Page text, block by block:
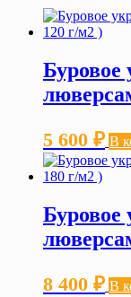
Буровое
5 600 ₽ В
Буровое
8 400 ₽ В